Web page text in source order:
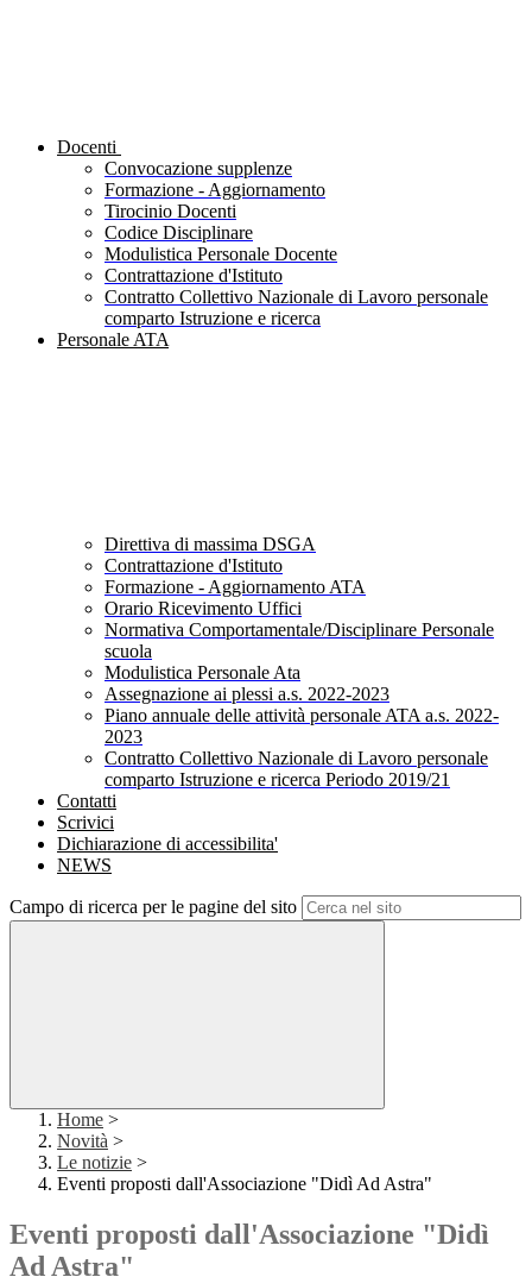
Docenti
Convocazione supplenze
Formazione - Aggiornamento
Tirocinio Docenti
Codice Disciplinare
Modulistica Personale Docente
Contrattazione d'Istituto
Contratto Collettivo Nazionale di Lavoro personale
comparto Istruzione e ricerca
Personale ATA
Direttiva di massima DSGA
Contrattazione d'Istituto
Formazione - Aggiornamento ATA
Orario Ricevimento Uffici
Normativa Comportamentale/Disciplinare Personale
scuola
Modulistica Personale Ata
Assegnazione ai plessi a.s. 2022-2023
Piano annuale delle attività personale ATA a.s. 2022-
2023
Contratto Collettivo Nazionale di Lavoro personale
comparto Istruzione e ricerca Periodo 2019/21
Contatti
Scrivici
Dichiarazione di accessibilita'
NEWS
Campo di ricerca per le pagine del sito
Home >
Novità >
Le notizie >
Eventi proposti dall'Associazione "Didì Ad Astra"
Eventi proposti dall'Associazione "Didì
Ad Astra"